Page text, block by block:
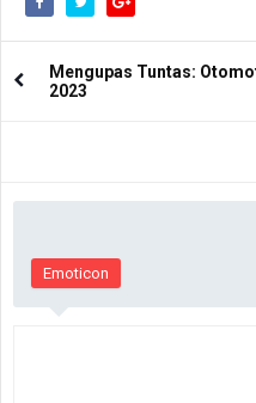
Mengupas Tuntas:
2023
Emoticon